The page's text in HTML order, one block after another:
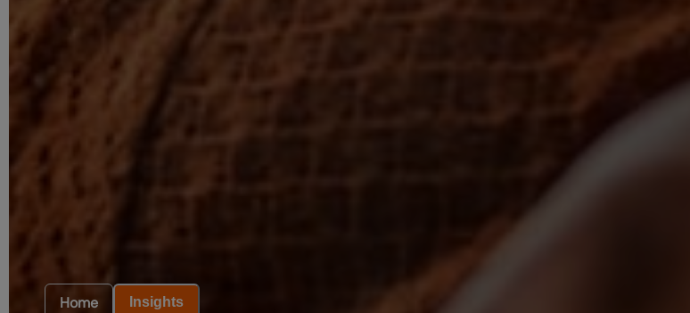
Home Insights